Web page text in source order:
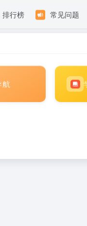
排行榜 常见问题
航